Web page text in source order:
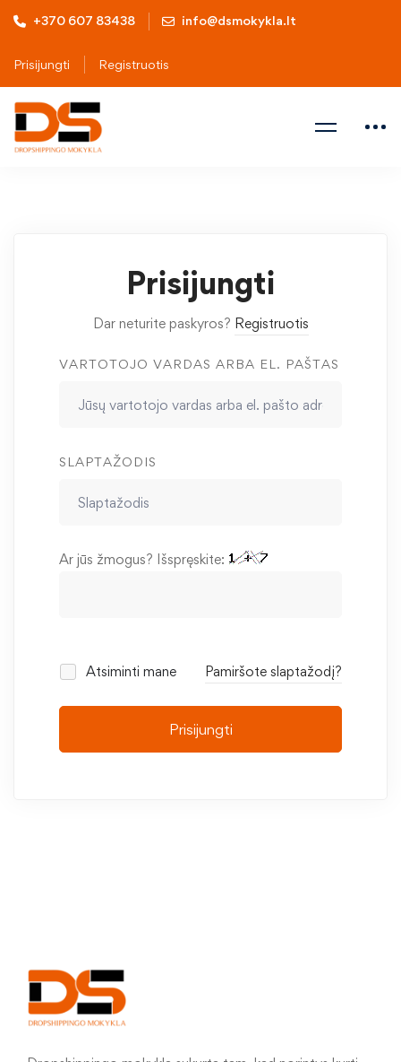
+370 607 83438 info@dsmokykla.lt
Prisijungti Registruotis
Prisijungti
Dar neturite paskyros? Registruotis
VARTOTOJO VARDAS ARBA EL. PAŠTAS
SLAPTAŽODIS
Ar jūs žmogus? Išspręskite:
Atsiminti mane Pamiršote slaptažodį?
Prisijungti